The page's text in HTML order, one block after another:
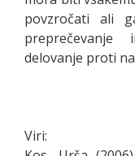
povzročati ali
delovanje proti
Viri: